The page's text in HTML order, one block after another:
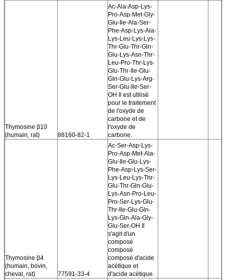
Thymosine β10
(humain, rat)
88160-82-1
Ac-Ala-Asp-Lys-
Pro-Asp-Met-Gly-
Glu-Ile-Ala-Ser-
Phe-Asp-Lys-Ala-
Lys-Leu-Lys-Lys-
Thr-Glu-Thr-Gln-
Glu-Lys-Asn-Thr-
Leu-Pro-Thr-Lys-
Glu-Thr-Ile-Glu-
Gln-Glu-Lys-Arg-
Ser-Glu-Ile-Ser-
OH Il est utilisé
pour le traitement
de l'oxyde de
carbone et de
l'oxyde de
carbone.
Thymosine β4
(humain, bovin,
cheval, rat)
77591-33-4
Ac-Ser-Asp-Lys-
Pro-Asp-Met-Ala-
Glu-Ile-Glu-Lys-
Phe-Asp-Lys-Ser-
Lys-Leu-Lys-Thr-
Glu-Thr-Gln-Glu-
Lys-Asn-Pro-Leu-
Pro-Ser-Lys-Glu-
Thr-Ile-Glu-Gln-
Lys-Gln-Ala-Gly-
Glu-Ser-OH Il
s'agit d'un
composé
composé
composé d'acide
acétique et
d'acide acétique.